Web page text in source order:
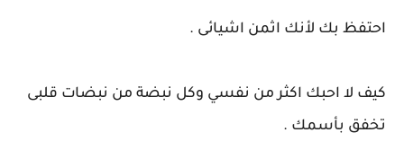
احتفظ بك لأنك اثمن اشيائى .
كيف لا احبك اكثر من نفسي وكل نبضة من نبضات قلبى
تخفق بأسمك .